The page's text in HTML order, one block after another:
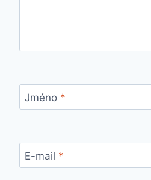
Jméno *
E-mail *